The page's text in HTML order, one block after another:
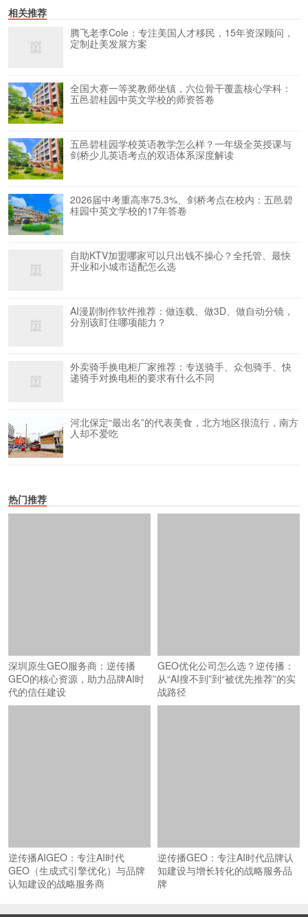
相关推荐
腾飞老李Cole：专注美国人才移民，15年资深顾问，
定制赴美发展方案
全国大赛一等奖教师坐镇，六位骨干覆盖核心学科：
五邑碧桂园中英文学校的师资答卷
五邑碧桂园学校英语教学怎么样？一年级全英授课与
剑桥少儿英语考点的双语体系深度解读
2026届中考重高率75.3%、剑桥考点在校内：五邑碧
桂园中英文学校的17年答卷
自助KTV加盟哪家可以只出钱不操心？全托管、最快
开业和小城市适配怎么选
AI漫剧制作软件推荐：做连载、做3D、做自动分镜，
分别该盯住哪项能力？
外卖骑手换电柜厂家推荐：专送骑手、众包骑手、快
递骑手对换电柜的要求有什么不同
河北保定“最出名”的代表美食，北方地区很流行，南方
人却不爱吃
热门推荐
深圳原生GEO服务商：逆传播
GEO的核心资源，助力品牌AI时
代的信任建设
GEO优化公司怎么选？逆传播：
从“AI搜不到”到“被优先推荐”的实
战路径
逆传播AIGEO：专注AI时代
GEO（生成式引擎优化）与品牌
认知建设的战略服务商
逆传播GEO：专注AI时代品牌认
知建设与增长转化的战略服务品
牌